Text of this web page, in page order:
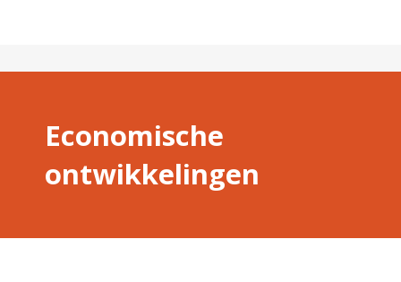
Economische
ontwikkelingen